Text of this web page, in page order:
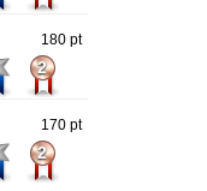
180 pt
2
170 pt
2